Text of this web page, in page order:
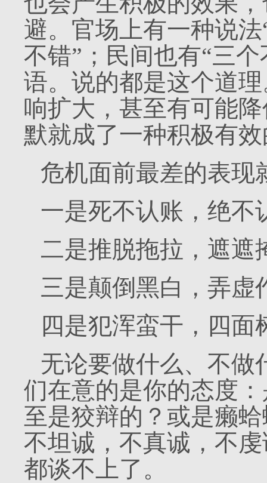
避。官场上有一种说
不错”；民间也有“三
语。说的都是这个道
响扩大，甚至有可能
默就成了一种积极有
危机面前最差的表现
一是死不认账，绝不
二是推脱拖拉，遮遮
三是颠倒黑白，弄虚
四是犯浑蛮干，四面
无论要做什么、不做
们在意的是你的态度
至是狡辩的？或是癞
不坦诚，不真诚，不
都谈不上了。